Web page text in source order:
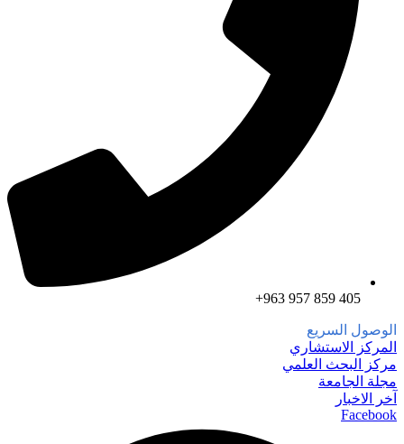
الوصول السريع
المركز الاستشاري
مركز البحث العلمي
مجلة الجامعة
آخر الاخبار
Facebook